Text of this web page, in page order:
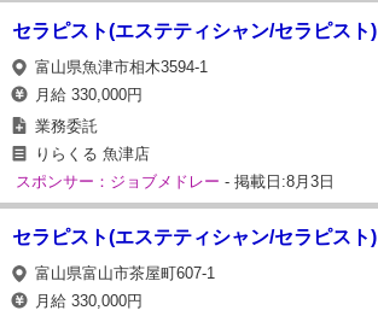
セラピスト(エステティシャン/セラピスト)
富山県魚津市相木3594-1
月給 330,000円
業務委託
りらくる 魚津店
スポンサー：ジョブメドレー - 掲載日:8月3日
セラピスト(エステティシャン/セラピスト)
富山県富山市茶屋町607-1
月給 330,000円